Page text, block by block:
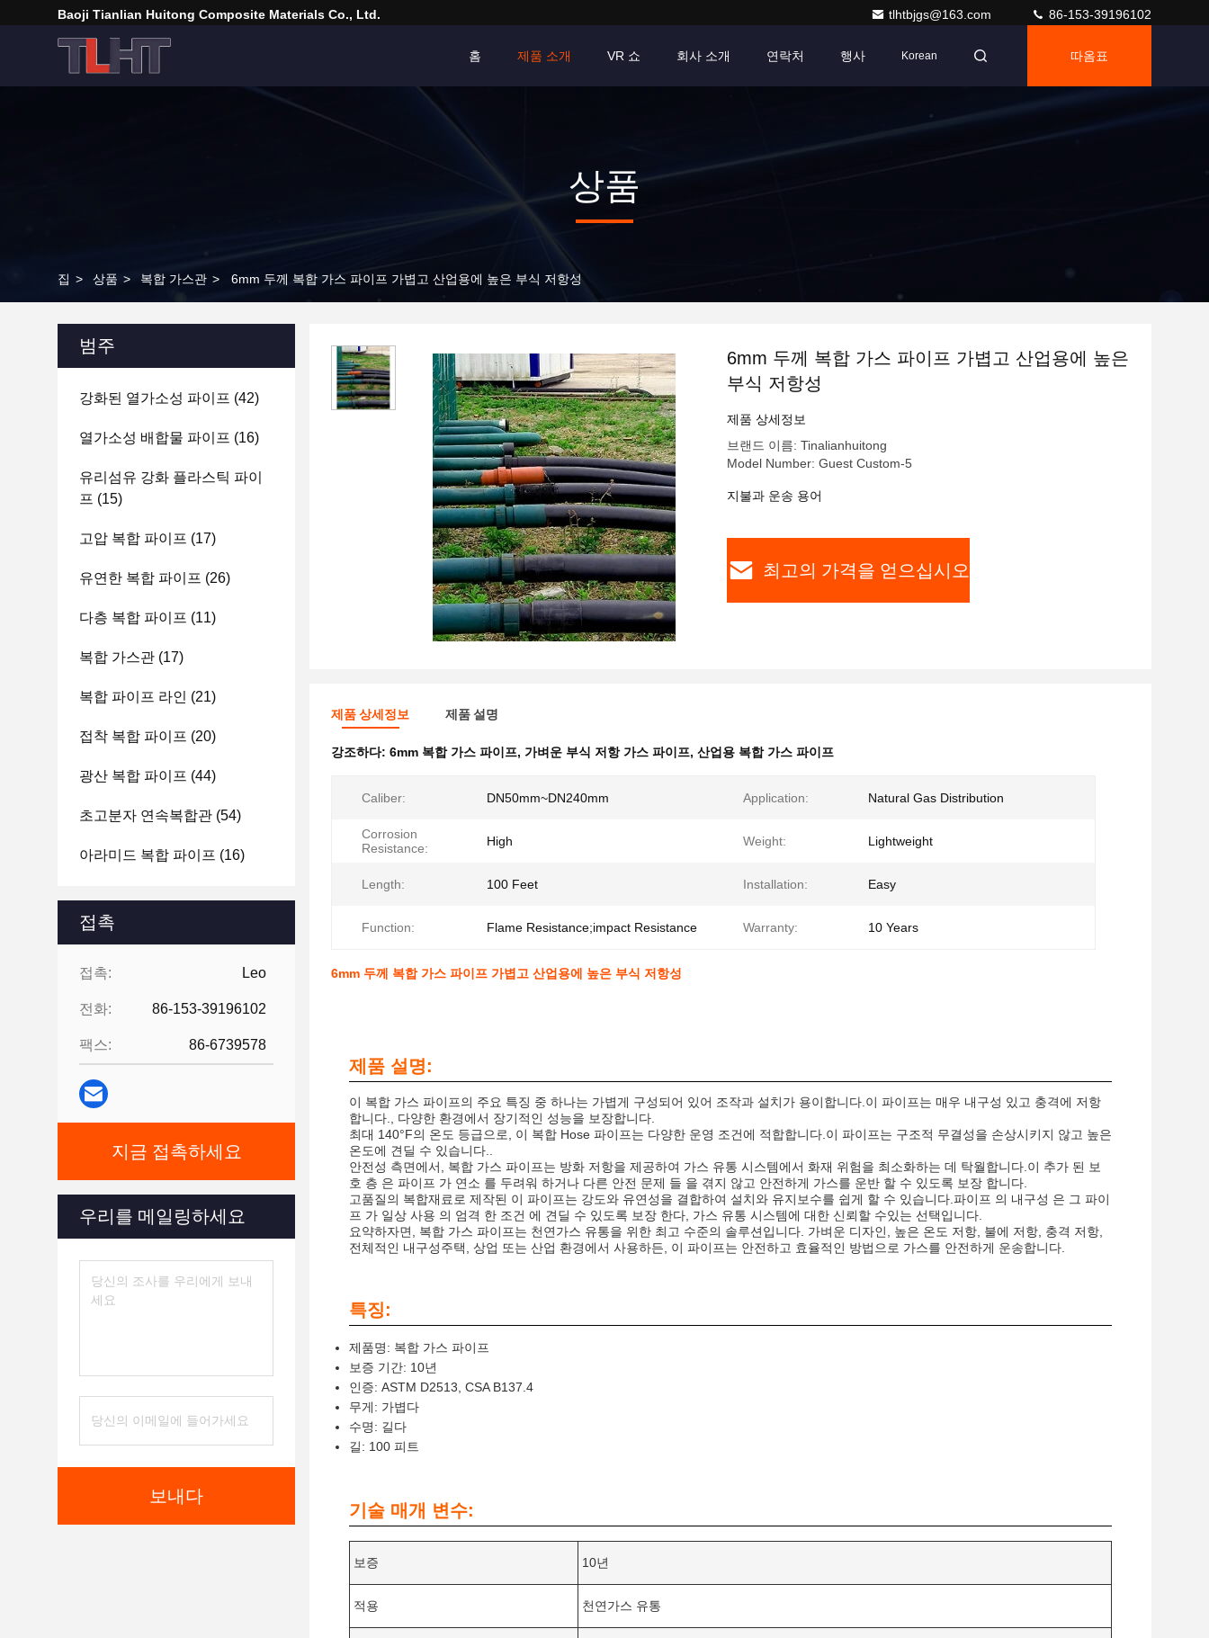
Baoji Tianlian Huitong Composite Materials Co., Ltd. tlhtbjgs@163.com 86-153-39196102
홈 제품 소개 VR 쇼 회사 소개 연락처 행사 Korean 따옴표
상품
집 > 상품 > 복합 가스관 > 6mm 두께 복합 가스 파이프 가볍고 산업용에 높은 부식 저항성
범주
강화된 열가소성 파이프 (42)
열가소성 배합물 파이프 (16)
유리섬유 강화 플라스틱 파이
프 (15)
고압 복합 파이프 (17)
유연한 복합 파이프 (26)
다층 복합 파이프 (11)
복합 가스관 (17)
복합 파이프 라인 (21)
접착 복합 파이프 (20)
광산 복합 파이프 (44)
초고분자 연속복합관 (54)
아라미드 복합 파이프 (16)
접촉
접촉: Leo
전화: 86-153-39196102
팩스: 86-6739578
지금 접촉하세요
우리를 메일링하세요
보내다
6mm 두께 복합 가스 파이프 가볍고 산업용에 높은
부식 저항성
제품 상세정보
브랜드 이름: Tinalianhuitong
Model Number: Guest Custom-5
지불과 운송 용어
최고의 가격을 얻으십시오
제품 상세정보 제품 설명
강조하다: 6mm 복합 가스 파이프, 가벼운 부식 저항 가스 파이프, 산업용 복합 가스 파이프
Caliber: DN50mm~DN240mm Application: Natural Gas Distribution
Corrosion
Resistance:
High Weight: Lightweight
Length: 100 Feet Installation: Easy
Function: Flame Resistance;impact Resistance Warranty: 10 Years
6mm 두께 복합 가스 파이프 가볍고 산업용에 높은 부식 저항성
제품 설명:
이 복합 가스 파이프의 주요 특징 중 하나는 가볍게 구성되어 있어 조작과 설치가 용이합니다.이 파이프는 매우 내구성 있고 충격에 저항
합니다., 다양한 환경에서 장기적인 성능을 보장합니다.
최대 140°F의 온도 등급으로, 이 복합 Hose 파이프는 다양한 운영 조건에 적합합니다.이 파이프는 구조적 무결성을 손상시키지 않고 높은
온도에 견딜 수 있습니다..
안전성 측면에서, 복합 가스 파이프는 방화 저항을 제공하여 가스 유통 시스템에서 화재 위험을 최소화하는 데 탁월합니다.이 추가 된 보
호 층 은 파이프 가 연소 를 두려워 하거나 다른 안전 문제 들 을 겪지 않고 안전하게 가스를 운반 할 수 있도록 보장 합니다.
고품질의 복합재료로 제작된 이 파이프는 강도와 유연성을 결합하여 설치와 유지보수를 쉽게 할 수 있습니다.파이프 의 내구성 은 그 파이
프 가 일상 사용 의 엄격 한 조건 에 견딜 수 있도록 보장 한다, 가스 유통 시스템에 대한 신뢰할 수있는 선택입니다.
요약하자면, 복합 가스 파이프는 천연가스 유통을 위한 최고 수준의 솔루션입니다. 가벼운 디자인, 높은 온도 저항, 불에 저항, 충격 저항,
전체적인 내구성주택, 상업 또는 산업 환경에서 사용하든, 이 파이프는 안전하고 효율적인 방법으로 가스를 안전하게 운송합니다.
특징:
제품명: 복합 가스 파이프
보증 기간: 10년
인증: ASTM D2513, CSA B137.4
무게: 가볍다
수명: 길다
길: 100 피트
기술 매개 변수:
보증 10년
적용 천연가스 유통